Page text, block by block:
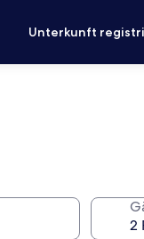
Unterkunft